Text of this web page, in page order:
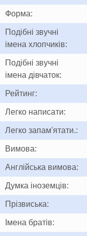
Форма:
Подібні звучні
імена хлопчиків:
Подібні звучні
імена дівчаток:
Рейтинг:
Легко написати:
Легко запам'ятати.:
Вимова:
Англійська вимова:
Думка іноземців:
Прізвиська:
Імена братів: